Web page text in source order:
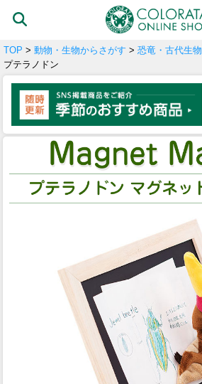
TOP > 動物・生物からさがす > 恐竜・古代生物
プテラノドン